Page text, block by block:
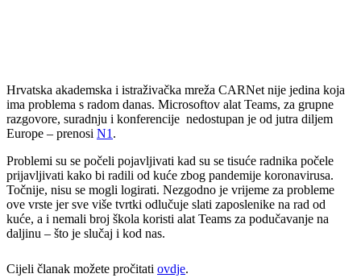
Hrvatska akademska i istraživačka mreža CARNet nije jedina koja
ima problema s radom danas. Microsoftov alat Teams, za grupne
razgovore, suradnju i konferencije nedostupan je od jutra diljem
Europe – prenosi N1 .
Problemi su se počeli pojavljivati kad su se tisuće radnika počele
prijavljivati kako bi radili od kuće zbog pandemije koronavirusa.
Točnije, nisu se mogli logirati. Nezgodno je vrijeme za probleme
ove vrste jer sve više tvrtki odlučuje slati zaposlenike na rad od
kuće, a i nemali broj škola koristi alat Teams za podučavanje na
daljinu – što je slučaj i kod nas.
Cijeli članak možete pročitati ovdje.